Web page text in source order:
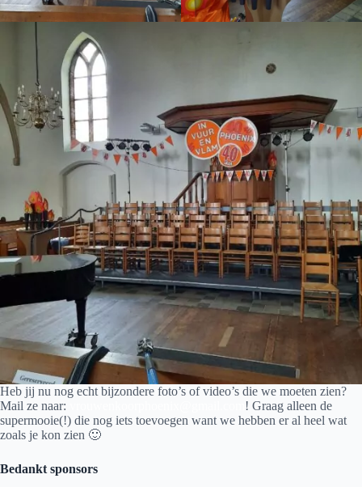
Heb jij nu nog echt bijzondere foto’s of video’s die we moeten zien?
Mail ze naar:
! Graag alleen de
supermooie(!) die nog iets toevoegen want we hebben er al heel wat
zoals je kon zien 🙂
Bedankt sponsors